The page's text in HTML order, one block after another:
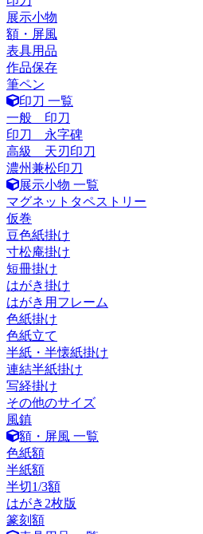
展示小物
額・屏風
表具用品
作品保存
筆ペン
印刀 一覧
一般 印刀
印刀 永字碑
高級 天刃印刀
濃州兼松印刀
展示小物 一覧
マグネットタペストリー
仮巻
豆色紙掛け
寸松庵掛け
短冊掛け
はがき掛け
はがき用フレーム
色紙掛け
色紙立て
半紙・半懐紙掛け
連結半紙掛け
写経掛け
その他のサイズ
風鎮
額・屏風 一覧
色紙額
半紙額
半切1/3額
はがき2枚版
篆刻額